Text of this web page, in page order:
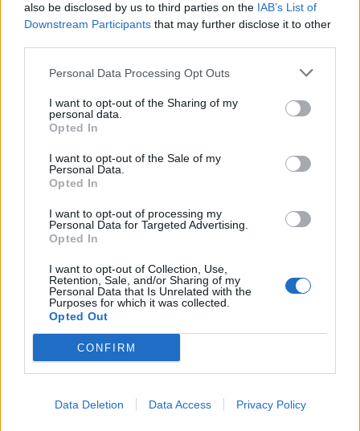
also be disclosed by us to third parties on the IAB’s List of
Downstream Participants that may further disclose it to other
Personal Data Processing Opt Outs
I want to opt-out of the Sharing of my
personal data.
Opted In
I want to opt-out of the Sale of my
Personal Data.
Opted In
I want to opt-out of processing my
Personal Data for Targeted Advertising.
Opted In
I want to opt-out of Collection, Use,
Retention, Sale, and/or Sharing of my
Personal Data that Is Unrelated with the
Purposes for which it was collected.
Opted Out
CONFIRM
Data Deletion Data Access Privacy Policy
2013
2017